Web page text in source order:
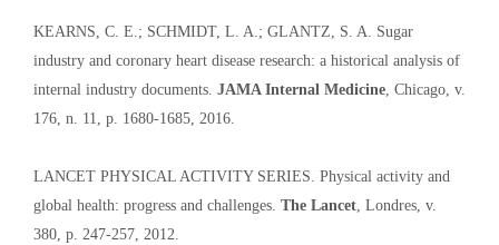
KEARNS, C. E.; SCHMIDT, L. A.; GLANTZ, S. A. Sugar
industry and coronary heart disease research: a historical analysis of
internal industry documents. JAMA Internal Medicine, Chicago, v.
176, n. 11, p. 1680-1685, 2016.
LANCET PHYSICAL ACTIVITY SERIES. Physical activity and
global health: progress and challenges. The Lancet, Londres, v.
380, p. 247-257, 2012.